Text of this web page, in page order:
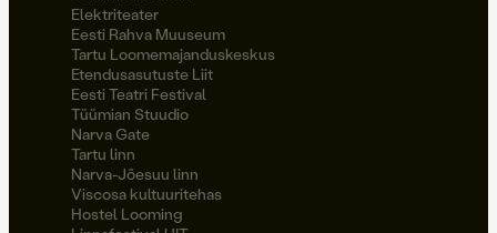
Elektriteater
Eesti Rahva Muuseum
Tartu Loomemajanduskeskus
Etendusasutuste Liit
Eesti Teatri Festival
Tüümian Stuudio
Narva Gate
Tartu linn
Narva-Jõesuu linn
Viscosa kultuuritehas
Hostel Looming